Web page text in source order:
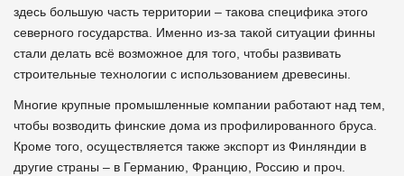
здесь большую часть территории – такова специфика этого
северного государства. Именно из-за такой ситуации финны
стали делать всё возможное для того, чтобы развивать
строительные технологии с использованием древесины.
Многие крупные промышленные компании работают над тем,
чтобы возводить финские дома из профилированного бруса.
Кроме того, осуществляется также экспорт из Финляндии в
другие страны – в Германию, Францию, Россию и проч.